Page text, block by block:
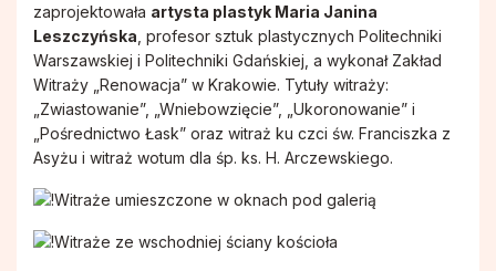
zaprojektowała artysta plastyk Maria Janina
Leszczyńska , profesor sztuk plastycznych Politechniki
Warszawskiej i Politechniki Gdańskiej, a wykonał Zakład
Witraży „Renowacja” w Krakowie. Tytuły witraży:
„Zwiastowanie”, „Wniebowzięcie”, „Ukoronowanie” i
„Pośrednictwo Łask” oraz witraż ku czci św. Franciszka z
Asyżu i witraż wotum dla śp. ks. H. Arczewskiego.